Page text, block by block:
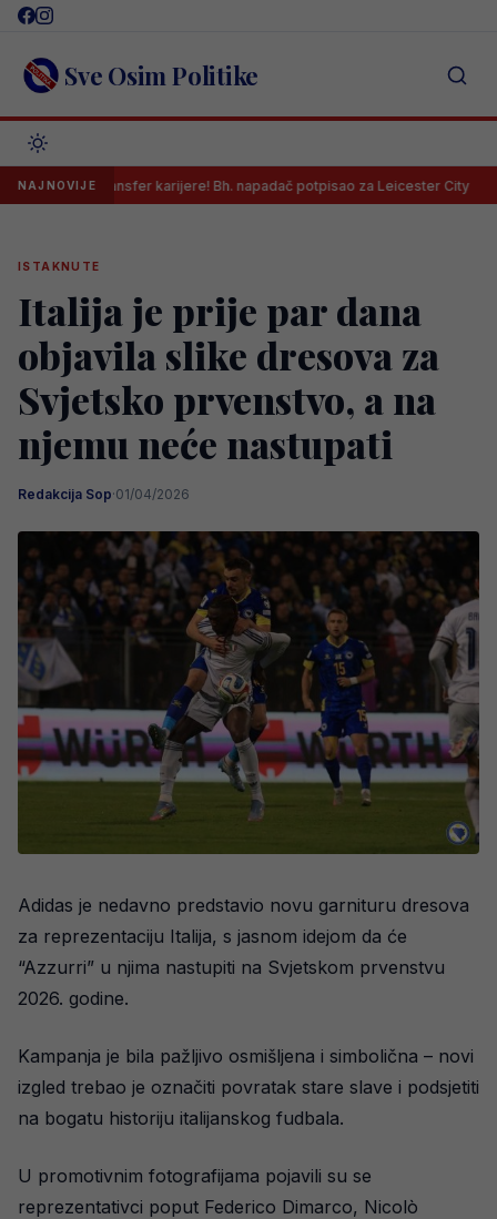
Skip
content Sve Osim Politike
NAJNOVIJE
Transfer karijere! Bh. napadač potpisao za Leicester City Sudija
ISTAKNUTE
Italija je prije par dana
objavila slike dresova za
Svjetsko prvenstvo, a na
njemu neće nastupati
Redakcija Sop·01/04/2026
Adidas je nedavno predstavio novu garnituru dresova
za reprezentaciju Italija, s jasnom idejom da će
“Azzurri” u njima nastupiti na Svjetskom prvenstvu
2026. godine.
Kampanja je bila pažljivo osmišljena i simbolična – novi
izgled trebao je označiti povratak stare slave i podsjetiti
na bogatu historiju italijanskog fudbala.
U promotivnim fotografijama pojavili su se
reprezentativci poput Federico Dimarco, Nicolò